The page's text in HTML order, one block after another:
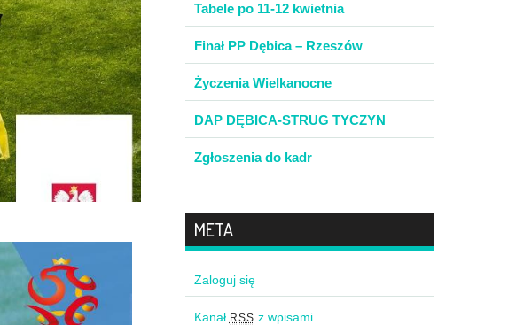
Tabele po 11-12 kwietnia
Finał PP Dębica – Rzeszów
Życzenia Wielkanocne
DAP DĘBICA-STRUG TYCZYN
Zgłoszenia do kadr
META
Zaloguj się
Kanał RSS z wpisami